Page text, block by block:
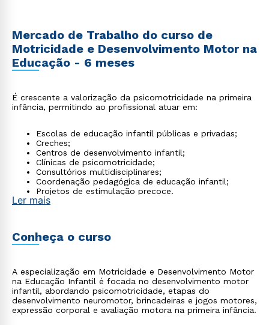
Mercado de Trabalho do curso de
Motricidade e Desenvolvimento Motor na
Educação - 6 meses
É crescente a valorização da psicomotricidade na primeira
infância, permitindo ao profissional atuar em:
Escolas de educação infantil públicas e privadas;
Creches;
Centros de desenvolvimento infantil;
Clínicas de psicomotricidade;
Consultórios multidisciplinares;
Coordenação pedagógica de educação infantil;
Projetos de estimulação precoce.
Ler mais
Conheça o curso
A especialização em Motricidade e Desenvolvimento Motor
na Educação Infantil é focada no desenvolvimento motor
infantil, abordando psicomotricidade, etapas do
desenvolvimento neuromotor, brincadeiras e jogos motores,
expressão corporal e avaliação motora na primeira infância.